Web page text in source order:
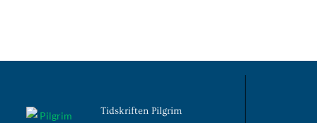
Tidskriften Pilgrim